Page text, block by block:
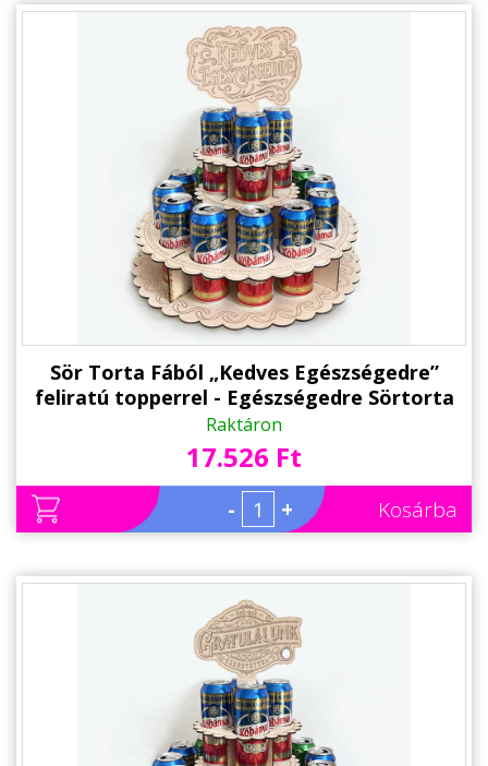
Ajándék Ötletek Férfiaknak
Barátnak/Barátnőnek
Névnapi ajándékok
Vicces ajándékok
Foglalkozás szerint
Állatos ajándéktárgyak
Sör Torta Fából „Kedves Egészségedre”
feliratú topperrel - Egészségedre Sörtorta
Raktáron
17.526 Ft
- + Kosárba